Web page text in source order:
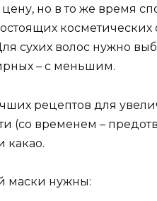
но в то же время
сухих волос нужно
– с меньшим.
рецептов для
(со временем –
какао.
маски нужны: